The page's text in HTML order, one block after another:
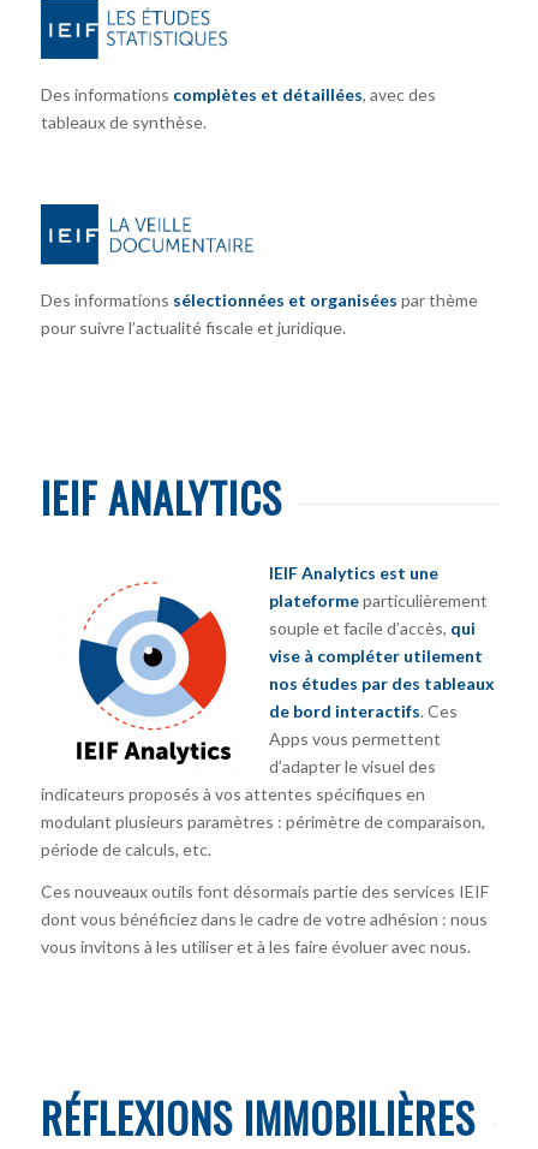
Des informations complètes et détaillées, avec des
tableaux de synthèse.
Des informations sélectionnées et organisées par thème
pour suivre l’actualité fiscale et juridique.
IEIF ANALYTICS
IEIF Analytics est une
plateformeparticulièrement
souple et facile d’accès, qui
vise à compléter utilement
nos études par des tableaux
de bord interactifs. Ces
Apps vous permettent
d’adapter le visuel des
indicateurs proposés à vos attentes spécifiques en
modulant plusieurs paramètres : périmètre de comparaison,
période de calculs, etc.
Ces nouveaux outils font désormais partie des services IEIF
dont vous bénéficiez dans le cadre de votre adhésion : nous
vous invitons à les utiliser et à les faire évoluer avec nous.
RÉFLEXIONS IMMOBILIÈRES